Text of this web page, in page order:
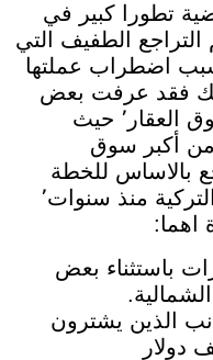
سنة الماضية تطورا كبير في
التراجع الطفيف التي
اضطراب عملتها
الدولار٬ رغم ذلك فقد عرفت بعض
القطاعات انتعاشا كبير مثل سوق العقار٬ حيث
من أكبر سوق
وذلك يرجع بالاساس للخطة
الحكومية التي رسمتها الدولة التركية منذ سنوات٬
اهما:
باستثناء بعض
الذين يشترون